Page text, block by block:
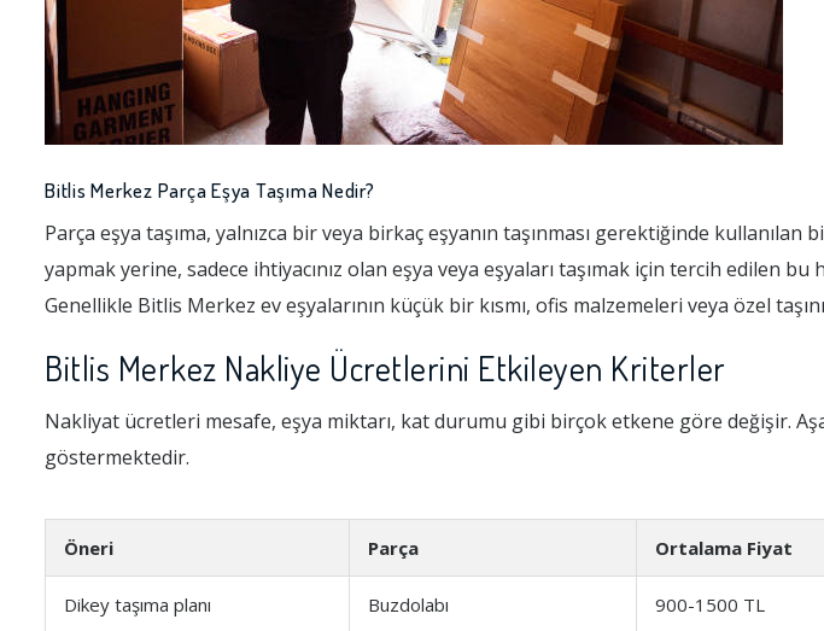
Bitlis Merkez Parça Eşya Taşıma Nedir?
Parça eşya taşıma, yalnızca bir veya birkaç eşyanın taşınması gerektiğinde kullanılan
yapmak yerine, sadece ihtiyacınız olan eşya veya eşyaları taşımak için tercih edilen
Genellikle Bitlis Merkez ev eşyalarının küçük bir kısmı, ofis malzemeleri veya özel
Bitlis Merkez Nakliye Ücretlerini Etkileyen Kriterler
Nakliyat ücretleri mesafe, eşya miktarı, kat durumu gibi birçok etkene göre değişir.
göstermektedir.
Öneri Parça Ortalama Fiyat
Dikey taşıma planı Buzdolabı 900-1500 TL